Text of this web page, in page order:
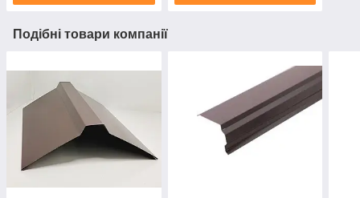
Подібні товари компанії